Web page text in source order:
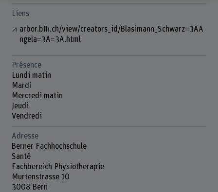
Liens
arbor.bfh.ch/view/creators_id/Blasimann_Schwarz=3AA
ngela=3A=3A.html
Présence
Lundi matin
Mardi
Mercredi matin
Jeudi
Vendredi
Adresse
Berner Fachhochschule
Santé
Fachbereich Physiotherapie
Murtenstrasse 10
3008 Bern